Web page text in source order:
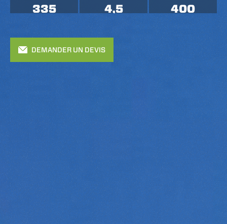
335 4,5 400
DEMANDER UN DEVIS